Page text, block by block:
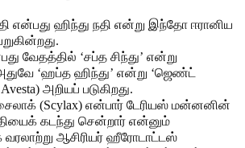
என்பது ஹிந்து நதி என்று இந்தோ ஈரானிய
வேதத்தில் ‘சப்த சிந்து’ என்று
‘ஹப்த ஹிந்து’ என்று ‘ஜெண்ட்
அறியப் படுகிறது.
(Scylax) என்பார் டேரியஸ் மன்னனின்
கடந்து சென்றார் என்னும்
ஆசிரியர் ஹீரோடாட்டஸ்